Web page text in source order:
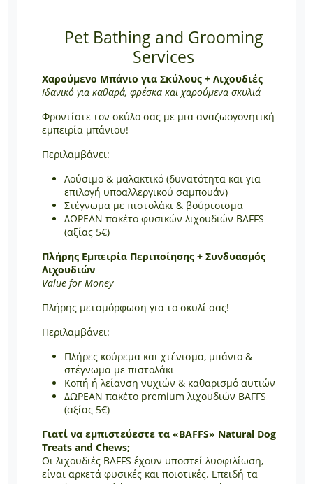
Pet Bathing and Grooming
Services
Χαρούμενο Μπάνιο για Σκύλους + Λιχουδιές
Ιδανικό για καθαρά, φρέσκα και χαρούμενα σκυλιά
Φροντίστε τον σκύλο σας με μια αναζωογονητική
εμπειρία μπάνιου!
Περιλαμβάνει:
Λούσιμο & μαλακτικό (δυνατότητα και για
επιλογή υποαλλεργικού σαμπουάν)
Στέγνωμα με πιστολάκι & βούρτσισμα
ΔΩΡΕΑΝ πακέτο φυσικών λιχουδιών BAFFS
(αξίας 5€)
Πλήρης Εμπειρία Περιποίησης + Συνδυασμός
Λιχουδιών
Value for Money
Πλήρης μεταμόρφωση για το σκυλί σας!
Περιλαμβάνει:
Πλήρες κούρεμα και χτένισμα, μπάνιο &
στέγνωμα με πιστολάκι
Κοπή ή λείανση νυχιών & καθαρισμό αυτιών
ΔΩΡΕΑΝ πακέτο premium λιχουδιών BAFFS
(αξίας 5€)
Γιατί να εμπιστεύεστε τα «BAFFS» Natural Dog
Treats and Chews;
Οι λιχουδιές BAFFS έχουν υποστεί λυοφιλίωση,
είναι αρκετά φυσικές και ποιοτικές. Επειδή τα